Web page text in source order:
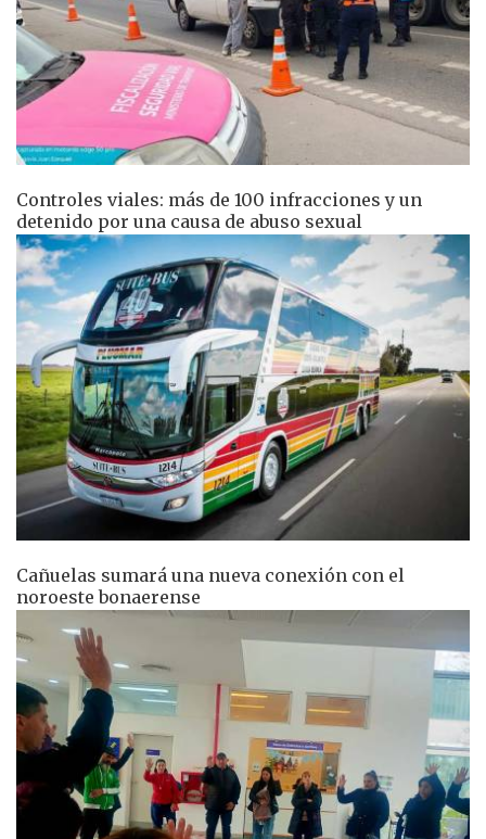
Controles viales: más de 100 infracciones y un
detenido por una causa de abuso sexual
Cañuelas sumará una nueva conexión con el
noroeste bonaerense